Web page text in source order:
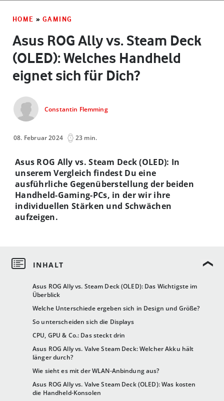
HOME » GAMING
Asus ROG Ally vs. Steam Deck
(OLED): Welches Handheld
eignet sich für Dich?
Constantin Flemming
08. Februar 2024 23 min.
Asus ROG Ally vs. Steam Deck (OLED): Das Wichtigste im
Überblick
Welche Unterschiede ergeben sich in Design und Größe?
So unterscheiden sich die Displays
CPU, GPU & Co.: Das steckt drin
Asus ROG Ally vs. Valve Steam Deck: Welcher Akku hält
länger durch?
Wie sieht es mit der WLAN-Anbindung aus?
Asus ROG Ally vs. Valve Steam Deck (OLED): Was kosten
die Handheld-Konsolen
Asus ROG Ally vs. Steam Deck (OLED): In
unserem Vergleich findest Du eine
ausführliche Gegenüberstellung der beiden
Handheld-Gaming-PCs, in der wir ihre
individuellen Stärken und Schwächen
aufzeigen.